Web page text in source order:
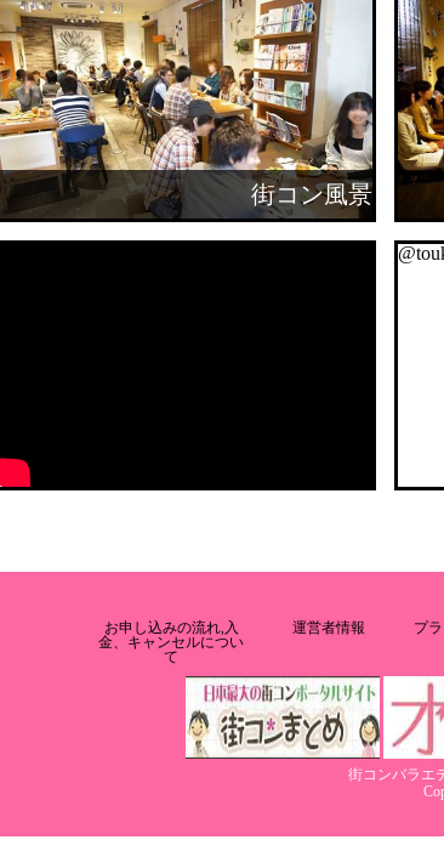
街コン風景
お申し込みの流れ,入
金、キャンセルについ
て
運営者情報 プ
街コンバラエ